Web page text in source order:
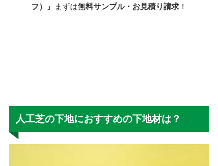
フ）』
まずは無料サンプル・お見積り請求 ！
人工芝の下地におすすめの下地材は？